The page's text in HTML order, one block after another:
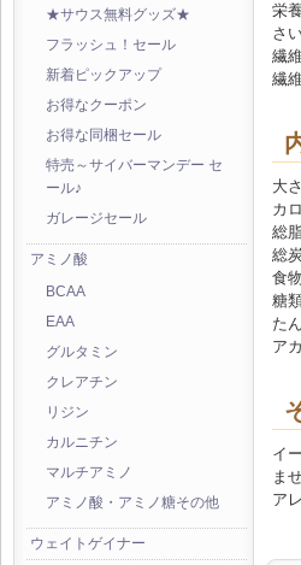
★サウス無料グッズ★
フラッシュ！セール
新着ピックアップ
お得なクーポン
お得な同梱セール
特売～サイバーマンデー セ
ール♪
ガレージセール
アミノ酸
BCAA
EAA
グルタミン
クレアチン
リジン
カルニチン
マルチアミノ
アミノ酸・アミノ糖その他
ウェイトゲイナー
栄
さい
繊
繊
大
カ
総
総
食
糖
た
ア
イ
ま
ア